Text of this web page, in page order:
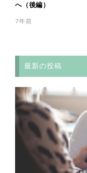
へ（後編）
7年前
最新の投稿